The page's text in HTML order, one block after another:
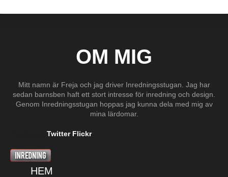
OM MIG
Mitt namn är Freja och jag driver Inredningsstugan. Jag har
sedan barnsben haft ett stort intresse för inredning och design.
Genom Inredningsstugan hoppas jag kunna dela med mig av
mina lärdomar.
Twitter Flickr
HEM